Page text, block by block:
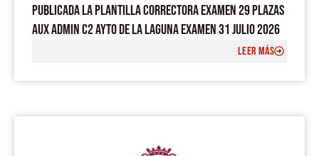
PUBLICADA LA PLANTILLA CORRECTORA EXAMEN 29 PLAZAS
AUX ADMIN C2 AYTO DE LA LAGUNA EXAMEN 31 JULIO 2026
LEER MÁS